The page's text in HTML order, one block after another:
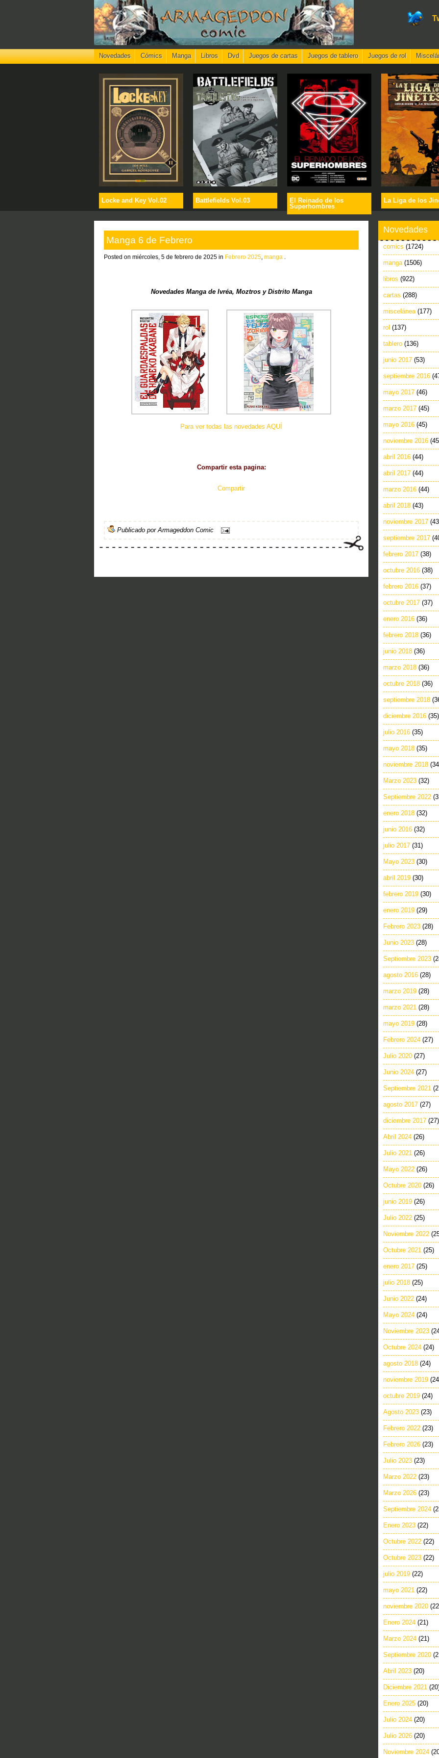
Novedades Cómics Manga Libros Dvd Juegos de cartas Juegos de tablero Juegos de rol
Locke and Key Vol.02 Battlefields Vol.03
El Reinado de los
Superhombres
La Liga de los
Manga 6 de Febrero
Posted on miércoles, 5 de febrero de 2025 in Febrero 2025 manga
Novedades Manga de Ivréa, Moztros y Distrito Manga
Para ver todas las novedades AQUÍ
Compartir esta pagina:
Compartir
Publicado porArmageddon Comic
Novedades
comics (1724)
manga (1506)
libros (922)
cartas (288)
miscelánea (177)
rol (137)
tablero (136)
junio 2017 (53)
septiembre 2016
mayo 2017 (46)
marzo 2017 (45)
mayo 2016 (45)
noviembre 2016
abril 2016 (44)
abril 2017 (44)
marzo 2016 (44)
abril 2018 (43)
noviembre 2017
septiembre 2017
febrero 2017 (38)
octubre 2016 (38)
febrero 2016 (37)
octubre 2017 (37)
enero 2016 (36)
febrero 2018 (36)
junio 2018 (36)
marzo 2018 (36)
octubre 2018 (36)
septiembre 2018
diciembre 2016 (35)
julio 2016 (35)
mayo 2018 (35)
noviembre 2018
Marzo 2023 (32)
Septiembre 2022
enero 2018 (32)
junio 2016 (32)
julio 2017 (31)
Mayo 2023 (30)
abril 2019 (30)
febrero 2019 (30)
enero 2019 (29)
Febrero 2023 (28)
Junio 2023 (28)
Septiembre 2023
agosto 2016 (28)
marzo 2019 (28)
marzo 2021 (28)
mayo 2019 (28)
Febrero 2024 (27)
Julio 2020 (27)
Junio 2024 (27)
Septiembre 2021
agosto 2017 (27)
diciembre 2017 (27)
Abril 2024 (26)
Julio 2021 (26)
Mayo 2022 (26)
Octubre 2020 (26)
junio 2019 (26)
Julio 2022 (25)
Noviembre 2022
Octubre 2021 (25)
enero 2017 (25)
julio 2018 (25)
Junio 2022 (24)
Mayo 2024 (24)
Noviembre 2023
Octubre 2024 (24)
agosto 2018 (24)
noviembre 2019
octubre 2019 (24)
Agosto 2023 (23)
Febrero 2022 (23)
Febrero 2026 (23)
Julio 2023 (23)
Marzo 2022 (23)
Marzo 2026 (23)
Septiembre 2024
Enero 2023 (22)
Octubre 2022 (22)
Octubre 2023 (22)
julio 2019 (22)
mayo 2021 (22)
noviembre 2020
Enero 2024 (21)
Marzo 2024 (21)
Septiembre 2020
Abril 2023 (20)
Diciembre 2021
Enero 2025 (20)
Julio 2024 (20)
Julio 2026 (20)
Noviembre 2024